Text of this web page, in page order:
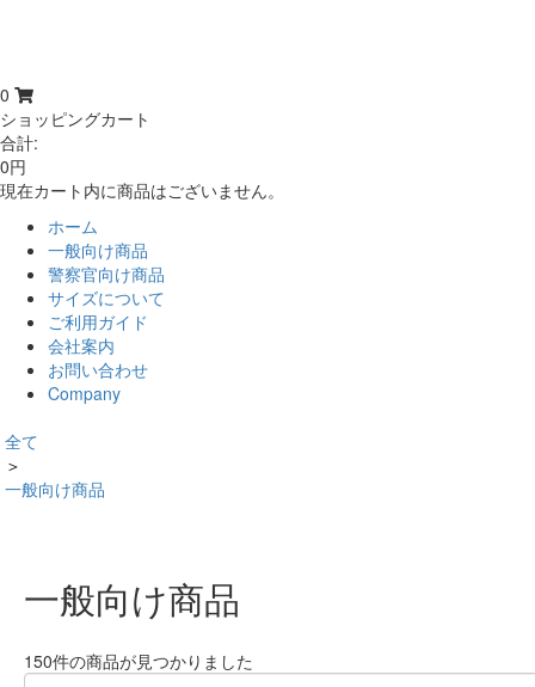
0
ショッピングカート
合計:
0円
現在カート内に商品はございません。
ホーム
一般向け商品
警察官向け商品
サイズについて
ご利用ガイド
会社案内
お問い合わせ
Company
全て
＞
一般向け商品
一般向け商品
150件の商品が見つかりました